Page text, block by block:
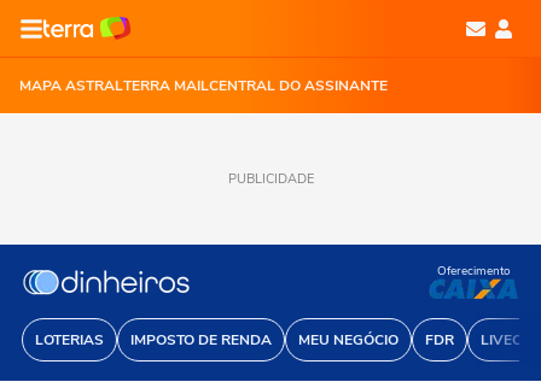
MAPA ASTRALTERRA MAILCENTRAL DO ASSINANTE
PUBLICIDADE
LOTERIAS IMPOSTO DE RENDA MEU NEGÓCIO FDR
Oferecimento